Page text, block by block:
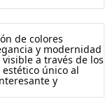
de colores
y modernidad
a través de los
único al
y